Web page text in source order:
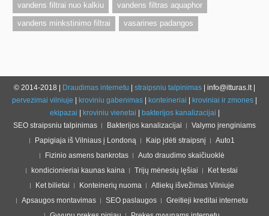
vandens filtrai nuo kalkiu
vandens filtras aquaphor
vandens minkstinimo filtrai
vasarines padangos
© 2014-2018 | Draudimas internetu straipsniu talpinimas | info@itturas.lt |
pervezimai vilniuje
kroviniu gabenimas konteineriai kroviniai ir zmones
ekipazai
kroviniu vienetai bakterijos kanalizacijai
SEO straipsniu talpinimas
Bakterijos kanalizacijai
Valymo įrenginiams
Papigiaja iš Vilniaus į Londoną
Kaip įdėti straipsnį
Auto1
Fizinio asmens bankrotas
Auto draudimo skaičiuoklė
kondicionieriai kaunas kaina
Trijų mėnesių lęšiai
Ket testai
Ket bilietai
Konteinerių nuoma
Atliekų išvežimas Vilniuje
Apsaugos montavimas
SEO paslaugos
Greitieji kreditai internetu